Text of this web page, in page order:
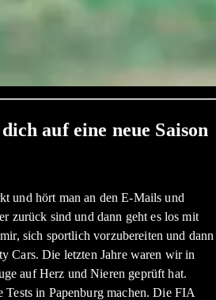
auf eine neue Saison
und hört man an den E-Mails und
zurück sind und dann geht es los mit
sich sportlich vorzubereiten und dann
Cars. Die letzten Jahre waren wir in
auf Herz und Nieren geprüft hat.
Tests in Papenburg machen. Die FIA